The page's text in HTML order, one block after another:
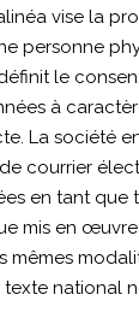
vise la
personne
le
à
La société
courrier
en tant
mis en
mêmes
national